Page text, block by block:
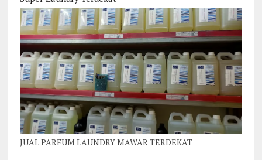
JUAL PARFUM LAUNDRY MAWAR TERDEKAT